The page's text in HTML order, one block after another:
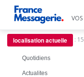
localisation actuelle :
Quotidiens
Actualites